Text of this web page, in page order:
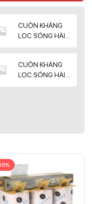
CUỘN KHÁNG
LỌC SÓNG HÀI
CUỘN KHÁNG
LỌC SÓNG HÀI